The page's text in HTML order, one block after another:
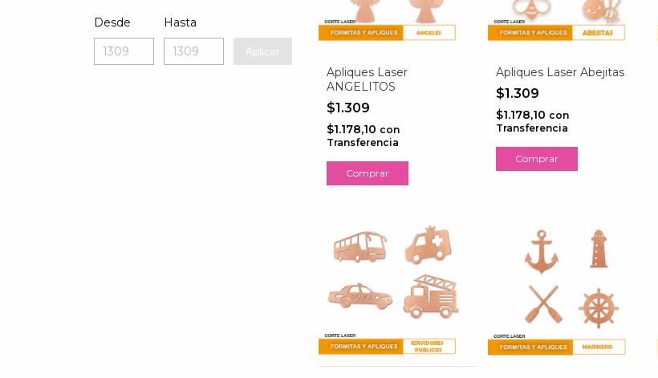
Desde Hasta
Aplicar
Apliques Laser
ANGELITOS
$1.309
$1.178,10 con
Transferencia
Apliques Laser Abejitas
$1.309
$1.178,10 con
Transferencia